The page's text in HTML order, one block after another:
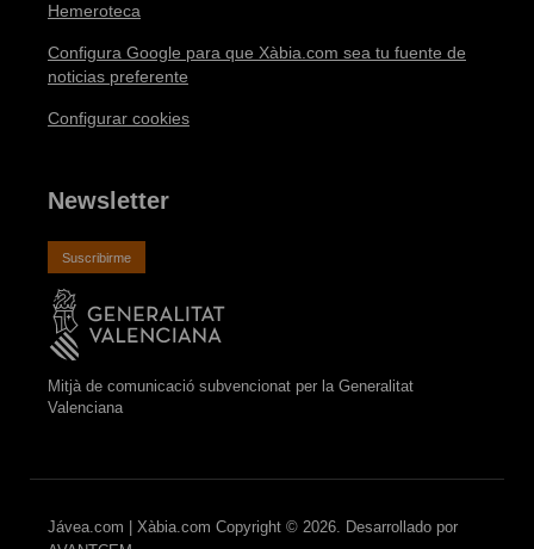
Hemeroteca
Configura Google para que Xàbia.com sea tu fuente de
noticias preferente
Configurar cookies
Newsletter
Suscribirme
Mitjà de comunicació subvencionat per la Generalitat
Valenciana
Jávea.com | Xàbia.com Copyright © 2026. Desarrollado por